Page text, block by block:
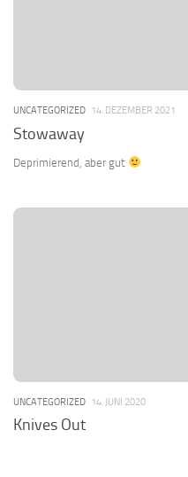
UNCATEGORIZED 14. DEZEMBER 2021
Stowaway
Deprimierend, aber gut
UNCATEGORIZED 14. JUNI 2020
Knives Out